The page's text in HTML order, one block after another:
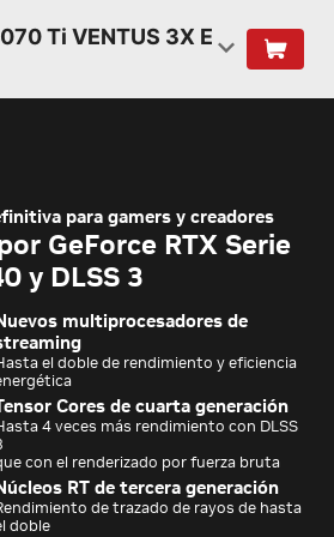
Ti VENTUS 3X E
para gamers y creadores
GeForce RTX Serie
y DLSS 3
multiprocesadores de
el doble de rendimiento y eficiencia
Cores de cuarta generación
4 veces más rendimiento con DLSS
con el renderizado por fuerza bruta
RT de tercera generación
de trazado de rayos de hasta
doble